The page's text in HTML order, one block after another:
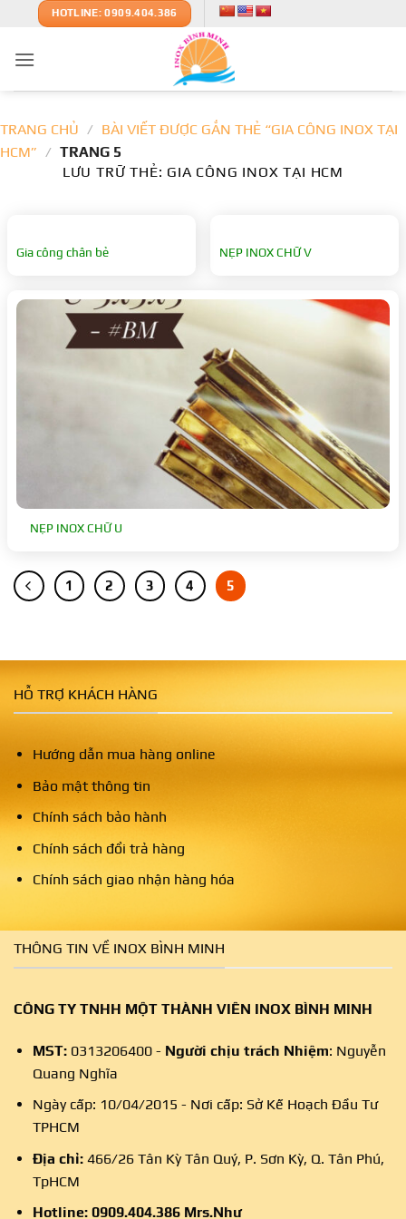
nội
HOTLINE: 0909.404.386
TRANG CHỦ / BÀI VIẾT ĐƯỢC GẮN THẺ “GIA CÔNG INOX TẠI
HCM” / TRANG 5
LƯU TRỮ THẺ: GIA CÔNG INOX TẠI HCM
Gia công chân bẻ NẸP INOX CHỮ V
NẸP INOX CHỮ U
1 2 3 4 5
HỖ TRỢ KHÁCH HÀNG
Hướng dẫn mua hàng online
Bảo mật thông tin
Chính sách bảo hành
Chính sách đổi trả hàng
Chính sách giao nhận hàng hóa
THÔNG TIN VỀ INOX BÌNH MINH
CÔNG TY TNHH MỘT THÀNH VIÊN INOX BÌNH MINH
MST:0313206400 - Người chịu trách Nhiệm: Nguyễn
Quang Nghĩa
Ngày cấp: 10/04/2015 - Nơi cấp: Sở Kế Hoạch Đầu Tư
TPHCM
Địa chỉ:466/26 Tân Kỳ Tân Quý, P. Sơn Kỳ, Q. Tân Phú,
TpHCM
Hotline: 0909.404.386Mrs.Như